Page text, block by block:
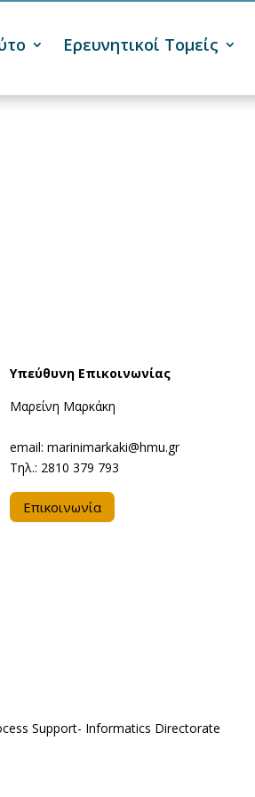
Ερευνητικοί Τομείς
Υπεύθυνη Επικοινωνίας
Μαρείνη Μαρκάκη
email: marinimarkaki@hmu.gr
Τηλ.: 2810 379 793
Επικοινωνία
Support- Informatics Directorate